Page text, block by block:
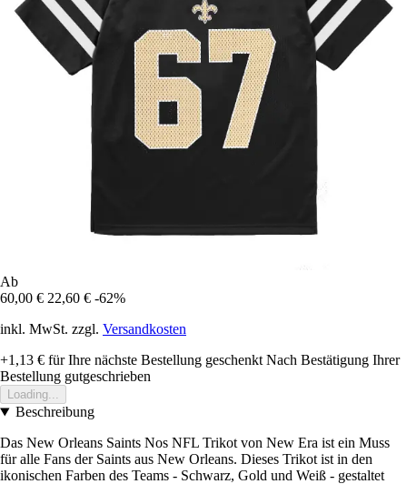
Ab
60,00 € 22,60 € -62%
inkl. MwSt. zzgl. Versandkosten
+1,13 € für Ihre nächste Bestellung geschenkt Nach Bestätigung Ihrer
Bestellung gutgeschrieben
Loading...
Beschreibung
Das New Orleans Saints Nos NFL Trikot von New Era ist ein Muss
für alle Fans der Saints aus New Orleans. Dieses Trikot ist in den
ikonischen Farben des Teams - Schwarz, Gold und Weiß - gestaltet